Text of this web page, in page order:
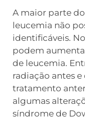
A maior parte
leucemia não
identificáveis.
podem
de leucemia.
radiação antes
tratamento
algumas
síndrome de